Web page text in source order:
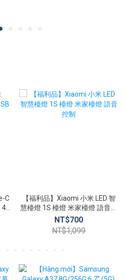
C
【福利品】Xiaomi 小米 LED 智
慧檯燈 1S 檯燈 米家檯燈 語音控
制
NT$700
NT$1,099